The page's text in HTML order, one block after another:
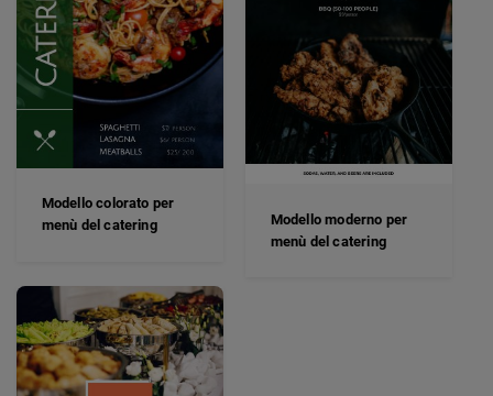
Modello colorato per
menù del catering
Modello moderno per
menù del catering